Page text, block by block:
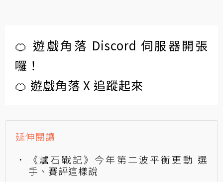
🍊 遊戲角落 Discord 伺服器開張
囉！
🍊 遊戲角落 X 追蹤起來
延伸閱讀
《爐石戰記》今年第二波平衡更動 選
手、賽評這樣說